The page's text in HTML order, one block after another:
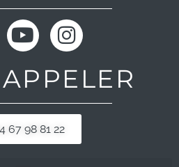
Y
o
u
t
u
b
e
I
n
s
t
a
r
67 98 81 22